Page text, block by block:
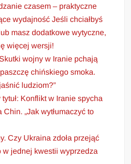
czasem – praktyczne
wydajność Jeśli chciałbyś
masz dodatkowe wytyczne,
więcej wersji!
wojny w Iranie pchają
chińskiego smoka.
ludziom?”
Konflikt w Iranie spycha
„Jak wytłumaczyć to
Czy Ukraina zdoła przejąć
w jednej kwestii wyprzedza